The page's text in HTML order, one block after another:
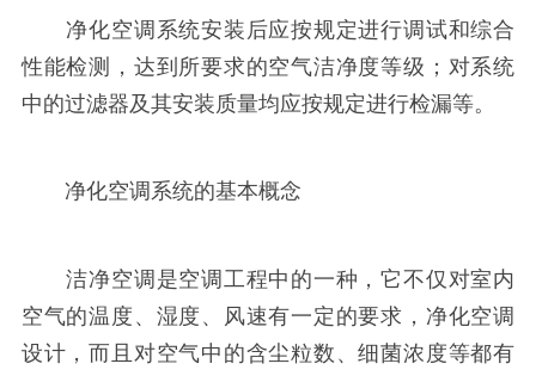
净化空调系统安装后应按规定进行调试和综合
性能检测，达到所要求的空气洁净度等级；对系统
中的过滤器及其安装质量均应按规定进行检漏等。
净化空调系统的基本概念
洁净空调是空调工程中的一种，它不仅对室内
空气的温度、湿度、风速有一定的要求，净化空调
设计，而且对空气中的含尘粒数、细菌浓度等都有